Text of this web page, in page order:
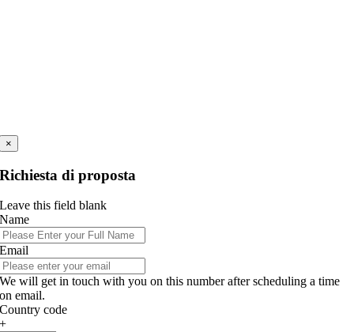
×
Richiesta di proposta
Leave this field blank
Name
Email
We will get in touch with you on this number after scheduling a time
on email.
Country code
+